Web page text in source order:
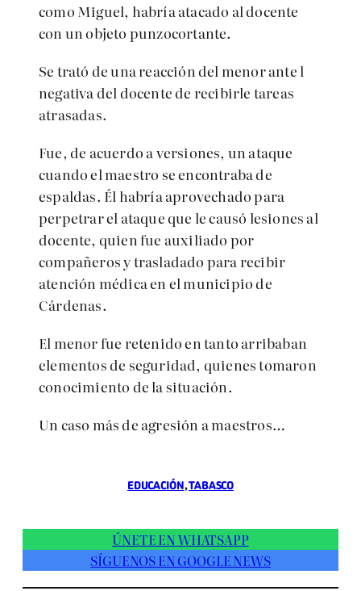
como Miguel, habría atacado al docente
con un objeto punzocortante.
Se trató de una reacción del menor ante l
negativa del docente de recibirle tareas
atrasadas.
Fue, de acuerdo a versiones, un ataque
cuando el maestro se encontraba de
espaldas. Él habría aprovechado para
perpetrar el ataque que le causó lesiones al
docente, quien fue auxiliado por
compañeros y trasladado para recibir
atención médica en el municipio de
Cárdenas.
El menor fue retenido en tanto arribaban
elementos de seguridad, quienes tomaron
conocimiento de la situación.
Un caso más de agresión a maestros…
EDUCACIÓN, TABASCO
ÚNETE EN WHATSAPP
SÍGUENOS EN GOOGLE NEWS